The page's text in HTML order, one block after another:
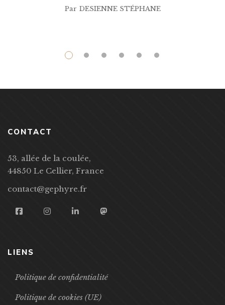
Par DESIENNE STÉPHANE
CONTACT
53, allée de la coulée,
44850 Le Cellier, France
contact@gephyre.fr
LIENS
Politique de confidentialité
Politique de cookies (UE)